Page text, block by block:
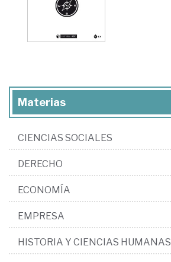
Materias
CIENCIAS SOCIALES
DERECHO
ECONOMÍA
EMPRESA
HISTORIA Y CIENCIAS HUMANAS